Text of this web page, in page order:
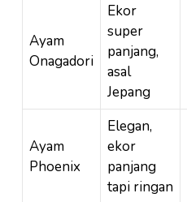
Ayam
Onagadori
Ekor
super
panjang,
asal
Jepang
Ayam
Phoenix
Elegan,
ekor
panjang
tapi ringan